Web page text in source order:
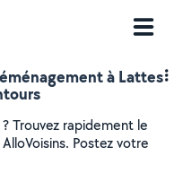
à Lattes
Trouvez rapidement le
Postez votre